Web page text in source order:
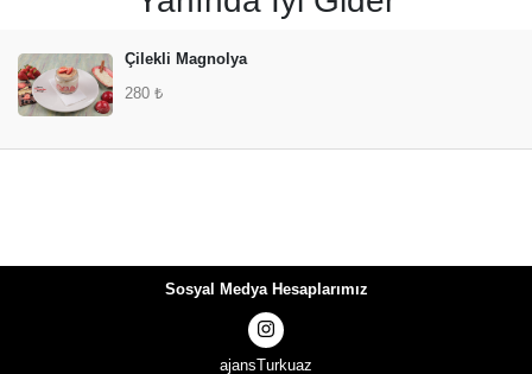
Çilekli Magnolya
280 ₺
Sosyal Medya Hesaplarımız
ajansTurkuaz